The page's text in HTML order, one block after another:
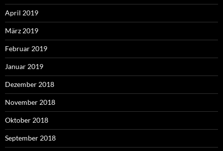
April 2019
März 2019
Februar 2019
Januar 2019
Dezember 2018
November 2018
Oktober 2018
September 2018